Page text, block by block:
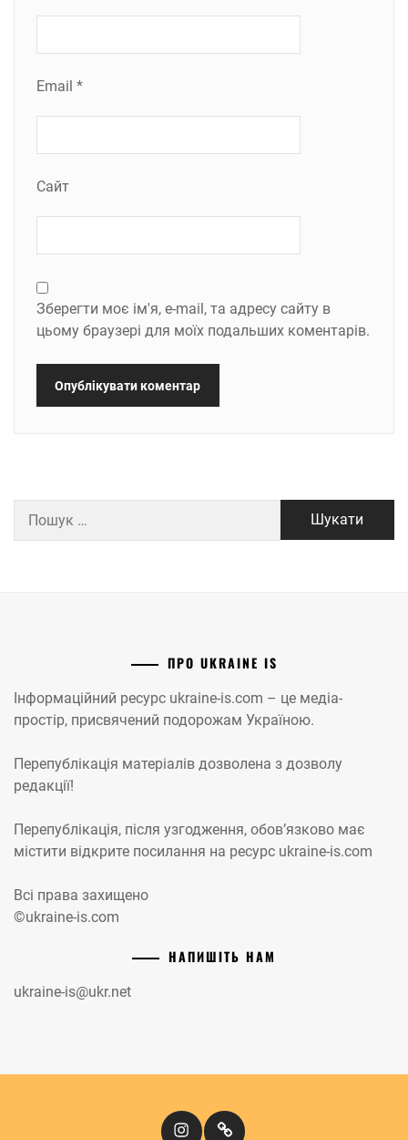
Email *
Сайт
Зберегти моє ім'я, e-mail, та адресу сайту в
цьому браузері для моїх подальших коментарів.
ПРО UKRAINE IS
Інформаційний ресурс ukraine-is.com – це медіа-
простір, присвячений подорожам Україною.
Перепублікація матеріалів дозволена з дозволу
редакції!
Перепублікація, після узгодження, обов’язково має
містити відкрите посилання на ресурс ukraine-is.com
Всі права захищено
©ukraine-is.com
НАПИШІТЬ НАМ
ukraine-is@ukr.net
InstagramКіномандри